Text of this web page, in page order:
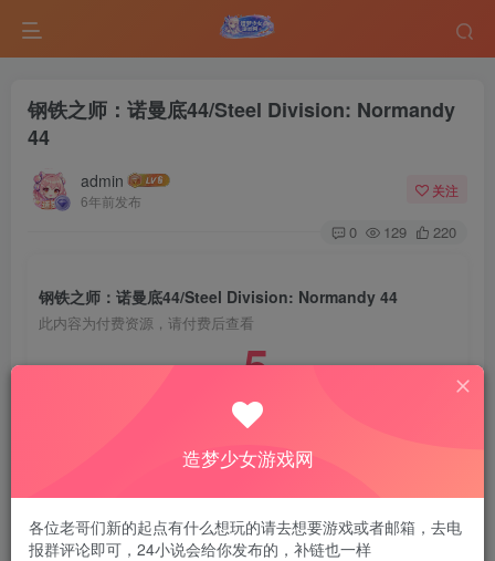
钢铁之师：诺曼底44/Steel Division: Normandy
44
admin
6年前发布
关注
0 129 220
钢铁之师：诺曼底44/Steel Division: Normandy 44
此内容为付费资源，请付费后查看
5
造梦少女游戏网
各位老哥们新的起点有什么想玩的请去想要游戏或者邮箱，去电
报群评论即可，24小说会给你发布的，补链也一样